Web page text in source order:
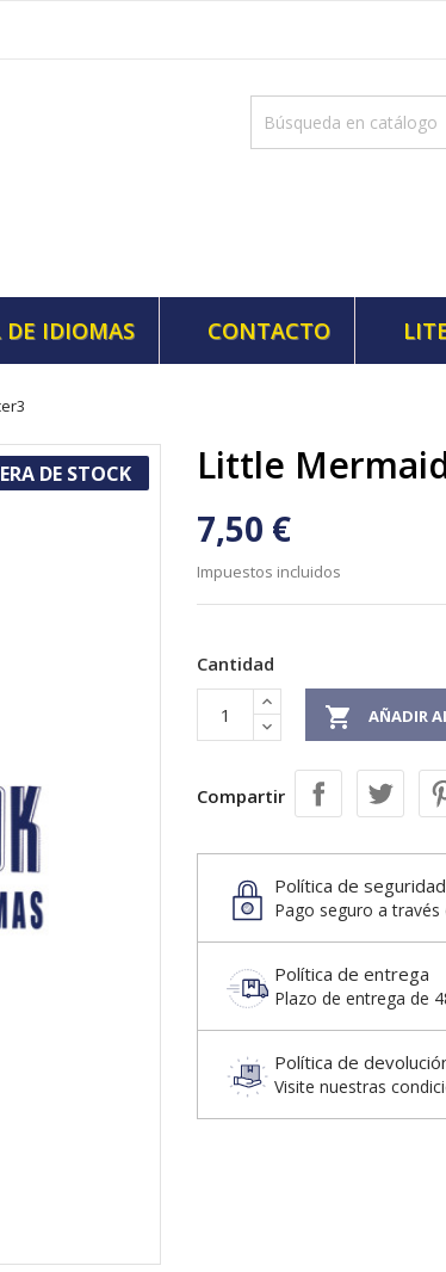
DE IDIOMAS CONTACTO
DE STOCK Little
7,50 €
Impuestos incluidos
Cantidad
 AÑADIR
Compartir
Política de seguridad
Pago seguro a través
Política de entrega
Plazo de entrega de
Política de
Visite nuestras